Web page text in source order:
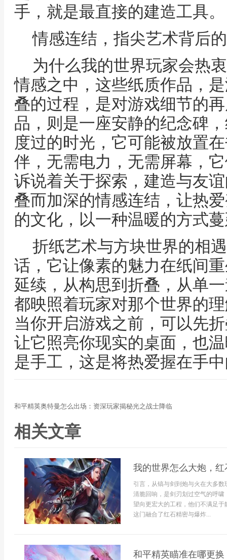
手，就是最直接的建造工具。
情感连结，指尖艺术背后
为什么我的世界玩家会热
情感之中，这些纸质作品，
叠的过程，是对游戏细节的
品，则是一座安静的纪念碑
度过的时光，它可能被放置
伴，无需电力，无需屏幕，
诉说着关于探索，建造与友
叠而加深的情感连结，让热
的文化，以一种温暖的方式
折纸艺术与方块世界的相
话，它让像素的魅力在纸间
延续，从构思到折叠，从单
都映照着玩家对那个世界的
当你开启游戏之前，可以先
让它照亮你现实的桌面，也
是手工，这是将热爱握在手
和平精英奥特曼怎么出场：资深玩家揭秘光之战士降临
相关文章
我的世界怎么大炮，
引言，从镐与剑到炮与火在大多
清脆回响，是剑刃划过空气的呼
望向更宏大的工程，他们不满足
这门融合了红石精密与爆炸...
和平精英瞄准在哪更